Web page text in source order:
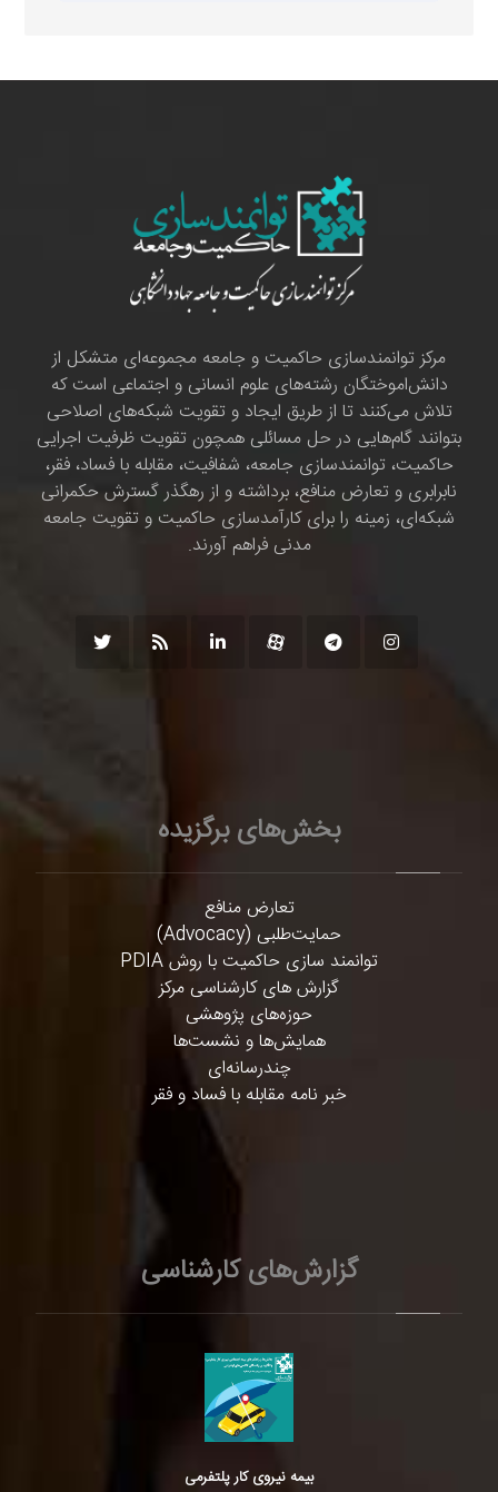
مرکز توانمندسازی حاکمیت و جامعه مجموعه‌ای متشکل از
دانش‌اموختگان رشته‌های علوم انسانی و اجتماعی است که
تلاش می‌کنند تا از طریق ایجاد و تقویت شبکه‌های اصلاحی
بتوانند گام‌هایی در حل مسائلی همچون تقویت ظرفیت اجرایی
حاکمیت، توانمندسازی جامعه، شفافیت، مقابله با فساد، فقر،
نابرابری و تعارض منافع، برداشته و از رهگذر گسترش حکمرانی
شبکه‌ای، زمینه را برای کارآمدسازی حاکمیت و تقویت جامعه
مدنی فراهم آورند.
بخش‌های برگزیده
تعارض منافع
حمایت‌طلبی (Advocacy)
توانمند سازی حاکمیت با روش PDIA
گزارش های کارشناسی مرکز
حوزه‌های پژوهشی
همایش‌ها و نشست‌ها
چندرسانه‌ای
خبر نامه مقابله با فساد و فقر
گزارش‌های کارشناسی
بیمه نیروی کار پلتفرمی